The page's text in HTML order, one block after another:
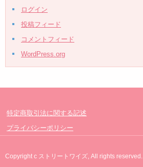
ログイン
投稿フィード
コメントフィード
WordPress.org
特定商取引法に関する記述
プライバシーポリシー
Copyright c ストリートワイズ, All rights reserved.